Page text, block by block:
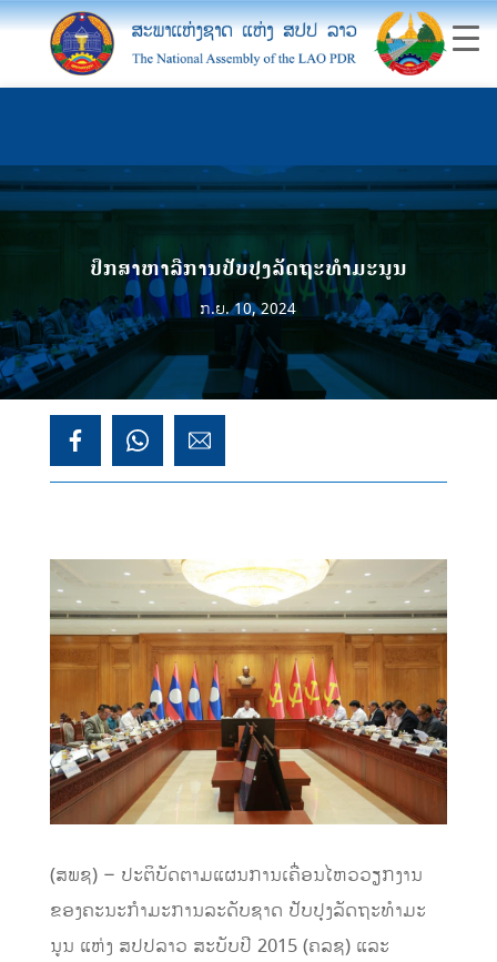
ປຶກສາຫາລືການປັບປຸງລັດຖະທຳມະນູນ
ກ.ຍ. 10, 2024
(ສພຊ) – ປະຕິບັດຕາມແຜນການເຄື່ອນໄຫວວຽກງານ
ຂອງຄະນະກໍາມະການລະດັບຊາດ ປັບປຸງລັດຖະທໍາມະ
ນູນ ແຫ່ງ ສປປລາວ ສະບັບປີ 2015 (ຄລຊ) ແລະ